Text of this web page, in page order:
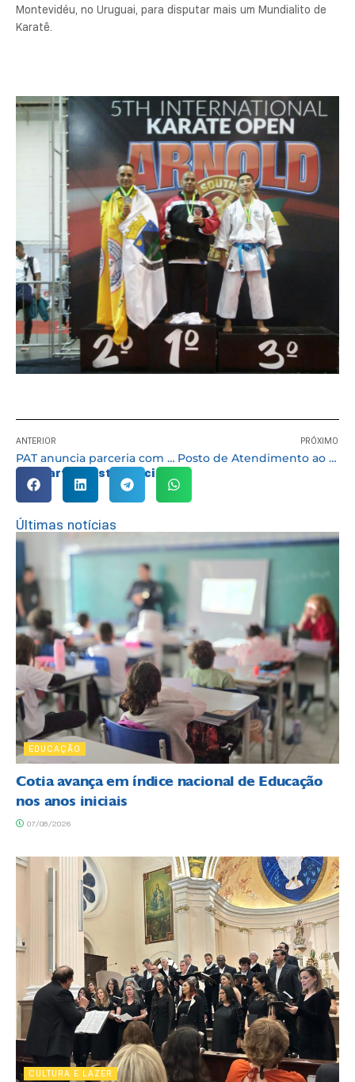
Montevidéu, no Uruguai, para disputar mais um Mundialito de
Karatê.
ANTERIOR
PAT anuncia parceria com empresa de exportação e gera novas oportunidades de emprego em Cotia
PRÓXIMO
Posto de Atendimento ao Trabalhador abre 52 novas oportunidades de emprego
Compartilhe esta notícia:
Últimas notícias
EDUCAÇÃO
Cotia avança em índice nacional de Educação
nos anos iniciais
07/08/2026
CULTURA E LAZER